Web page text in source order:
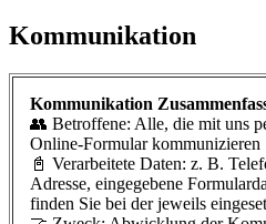
Kommunikation
Kommunikation
👥 Betroffene: Alle, die mit uns
Online-Formular kommunizieren
📓 Verarbeitete Daten: z. B.
Adresse, eingegebene
finden Sie bei der jeweils